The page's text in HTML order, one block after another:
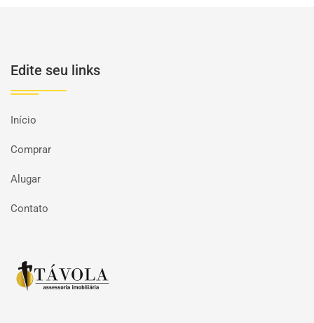
Edite seu links
Início
Comprar
Alugar
Contato
Página inicial